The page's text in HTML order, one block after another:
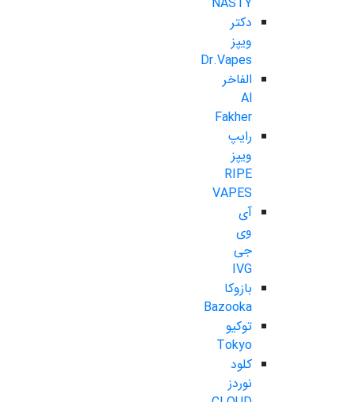
دکتر
ویپز
Dr.Vapes
الفاخر
Al
Fakher
رایپ
ویپز
RIPE
VAPES
آی
وی
جی
IVG
بازوکا
Bazooka
توکیو
Tokyo
کلود
نوردز